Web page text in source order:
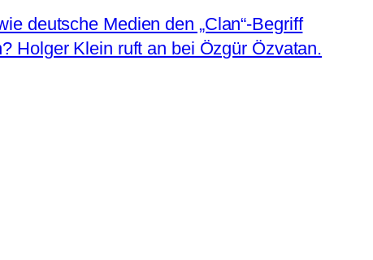
deutsche Medien den „Clan“-Begriff
Holger Klein ruft an bei Özgür Özvatan.